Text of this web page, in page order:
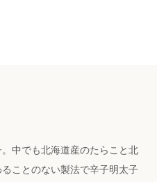
中でも北海道産のたらこと北
ことのない製法で辛子明太子